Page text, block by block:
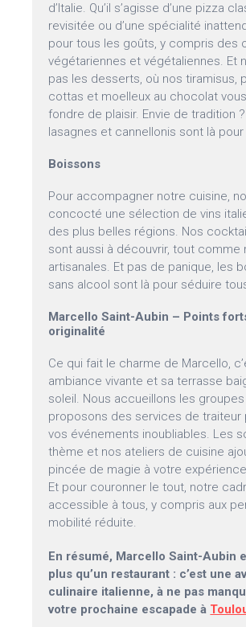
d’Italie. Qu’il s’agisse d’une pizza
revisitée ou d’une spécialité
pour tous les goûts, y compris des
végétariennes et végétaliennes. Et
pas les desserts, où nos tiramisus,
cottas et moelleux au chocolat
fondre de plaisir. Envie de tradition
lasagnes et cannellonis sont là pour
Boissons
Pour accompagner notre cuisine,
concocté une sélection de vins
des plus belles régions. Nos
sont aussi à découvrir, tout comme
artisanales. Et pas de panique, les
sans alcool sont là pour séduire
Marcello Saint-Aubin – Points
originalité
Ce qui fait le charme de Marcello,
ambiance vivante et sa terrasse
soleil. Nous accueillons les
proposons des services de traiteur
vos événements inoubliables. Les
thème et nos ateliers de cuisine
pincée de magie à votre
Et pour couronner le tout, notre
accessible à tous, y compris aux
mobilité réduite.
En résumé, Marcello Saint-Aubin
plus qu’un restaurant : c’est une
culinaire italienne, à ne pas
votre prochaine escapade à